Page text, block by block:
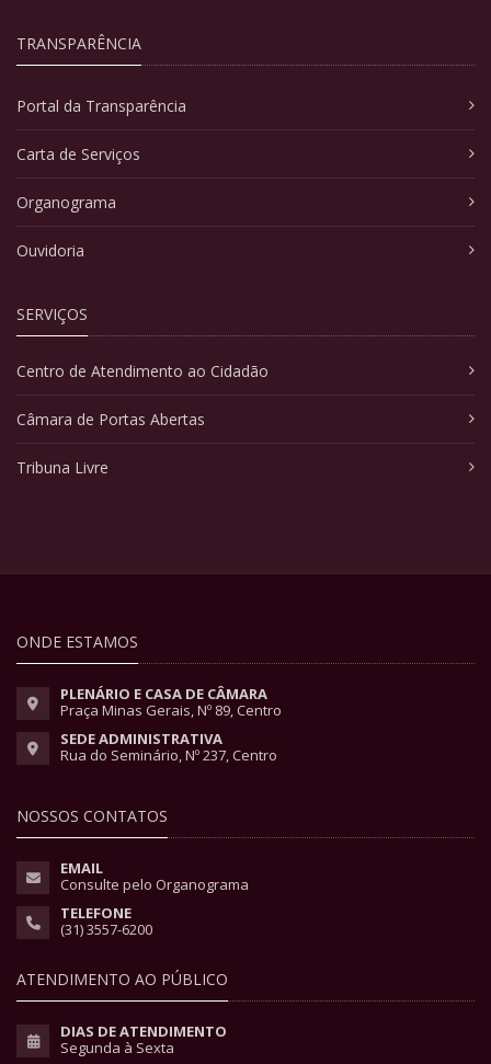
TRANSPARÊNCIA
Portal da Transparência
Carta de Serviços
Organograma
Ouvidoria
SERVIÇOS
Centro de Atendimento ao Cidadão
Câmara de Portas Abertas
Tribuna Livre
ONDE ESTAMOS
PLENÁRIO E CASA DE CÂMARA
Praça Minas Gerais, Nº 89, Centro
SEDE ADMINISTRATIVA
Rua do Seminário, Nº 237, Centro
NOSSOS CONTATOS
EMAIL
Consulte pelo Organograma
TELEFONE
(31) 3557-6200
ATENDIMENTO AO PÚBLICO
DIAS DE ATENDIMENTO
Segunda à Sexta